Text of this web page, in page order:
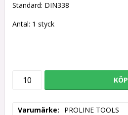
Standard: DIN338
Antal: 1 styck
KÖP
Varumärke PROLINE TOOLS